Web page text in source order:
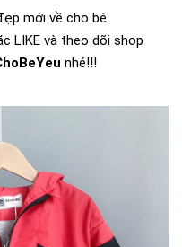
mới về cho bé
LIKE và theo dõi shop
nhé!!!